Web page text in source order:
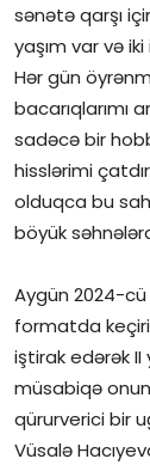
sənətə qarşı
yaşım var və
Hər gün
bacarıqlarımı
sadəcə bir
hisslərimi
olduqca bu
böyük
Aygün 2024-cü
formatda
iştirak edərək
müsabiqə
qürurverici bir
Vüsalə